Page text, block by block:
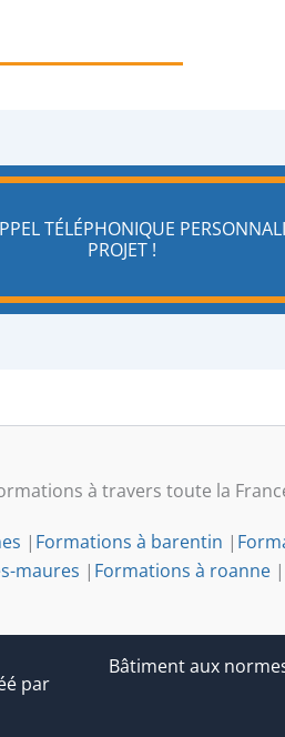
TÉLÉPHONIQUE
PROJET !
à travers toute la
| Formations à barentin |
maures | Formations à roanne |
par
Bâtiment aux